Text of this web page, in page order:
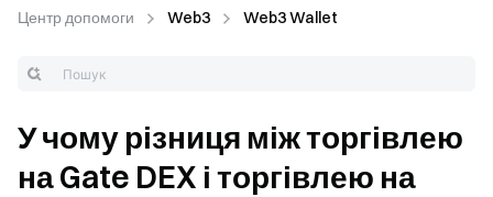
Центр допомоги Web3 Web3 Wallet
У чому різниця між торгівлею
на Gate DEX і торгівлею на